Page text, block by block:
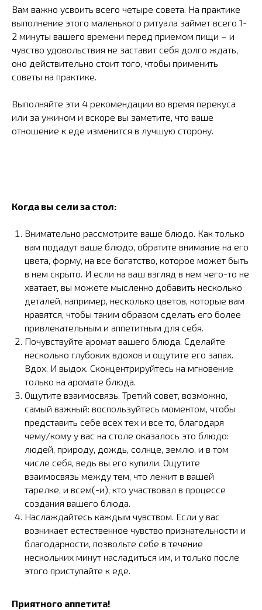
Вам важно усвоить всего четыре совета. На практике
выполнение этого маленького ритуала займет всего 1-
2 минуты вашего времени перед приемом пищи – и
чувство удовольствия не заставит себя долго ждать,
оно действительно стоит того, чтобы применить
советы на практике.
Выполняйте эти 4 рекомендации во время перекуса
или за ужином и вскоре вы заметите, что ваше
отношение к еде изменится в лучшую сторону.
Когда вы сели за стол:
Внимательно рассмотрите ваше блюдо. Как только
вам подадут ваше блюдо, обратите внимание на его
цвета, форму, на все богатство, которое может быть
в нем скрыто. И если на ваш взгляд в нем чего-то не
хватает, вы можете мысленно добавить несколько
деталей, например, несколько цветов, которые вам
нравятся, чтобы таким образом сделать его более
привлекательным и аппетитным для себя.
Почувствуйте аромат вашего блюда. Сделайте
несколько глубоких вдохов и ощутите его запах.
Вдох. И выдох. Сконцентрируйтесь на мгновение
только на аромате блюда.
Ощутите взаимосвязь. Третий совет, возможно,
самый важный: воспользуйтесь моментом, чтобы
представить себе всех тех и все то, благодаря
чему/кому у вас на столе оказалось это блюдо:
людей, природу, дождь, солнце, землю, и в том
числе себя, ведь вы его купили. Ощутите
взаимосвязь между тем, что лежит в вашей
тарелке, и всем(-и), кто участвовал в процессе
создания вашего блюда.
Наслаждайтесь каждым чувством. Если у вас
возникает естественное чувство признательности и
благодарности, позвольте себе в течение
нескольких минут насладиться им, и только после
этого приступайте к еде.
Приятного аппетита!